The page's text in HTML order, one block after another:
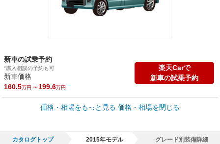
新車の試乗予約
*購入相談の予約も可
新車価格
160.5万円 ～ 199.6万円
楽天Carで
新車の試乗予約
車買取価格 *
車買取相場
価格・相場をもっと見る 価格・相場を閉じる
カタログトップ 2015年モデル グレード別装備詳細